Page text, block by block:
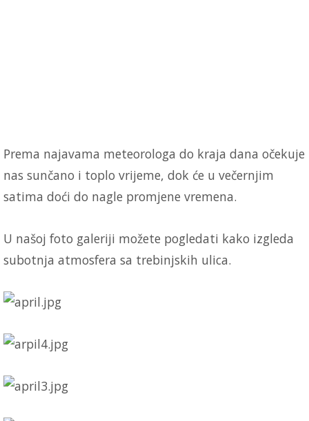
Prema najavama meteorologa do kraja dana očekuje
nas sunčano i toplo vrijeme, dok će u večernjim
satima doći do nagle promjene vremena.
U našoj foto galeriji možete pogledati kako izgleda
subotnja atmosfera sa trebinjskih ulica.